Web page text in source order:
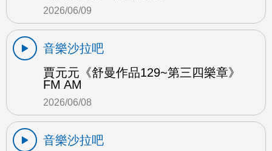
2026/06/09
音樂沙拉吧
賈元元《舒曼作品129~第三四樂章》
FM AM
2026/06/08
音樂沙拉吧